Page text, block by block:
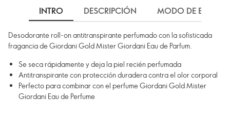
INTRO DESCRIPCIÓN MODO DE EMPLEO
Desodorante roll-on antitranspirante perfumado con la sofisticada
fragancia de Giordani Gold Mister Giordani Eau de Parfum.
Se seca rápidamente y deja la piel recién perfumada
Antitranspirante con protección duradera contra el olor corporal
Perfecto para combinar con el perfume Giordani Gold Mister
Giordani Eau de Perfume